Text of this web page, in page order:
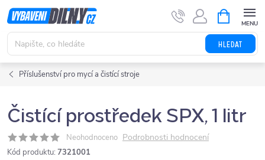
Přejít
na
obsah
HLEDAT
NÁKUPNÍ
KOŠÍK
Příslušenství pro mycí a čistící stroje
Čistící prostředek SPX, 1 litr
Neohodnoceno Podrobnosti hodnocení
Kód produktu: 7321001